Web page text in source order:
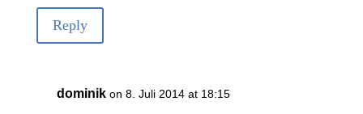
Reply
dominik on 8. Juli 2014 at 18:15